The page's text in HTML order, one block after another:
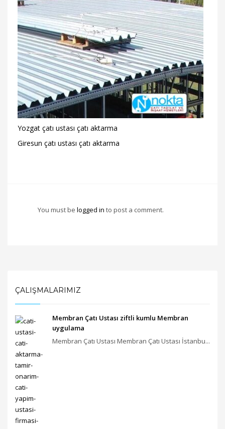
Yozgat çatı ustası çatı aktarma
Giresun çatı ustası çatı aktarma
You must be logged in to post a comment.
ÇALIŞMALARIMIZ
Membran Çatı Ustası ziftli kumlu Membran
uygulama
Membran Çatı Ustası Membran Çatı Ustası İstanbu...